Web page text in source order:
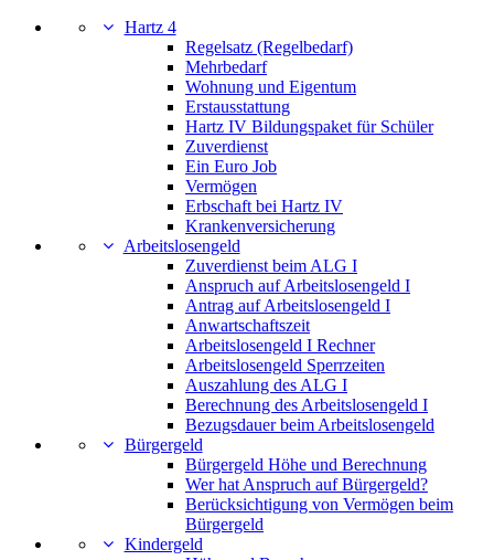
Hartz 4
Regelsatz (Regelbedarf)
Mehrbedarf
Wohnung und Eigentum
Erstausstattung
Hartz IV Bildungspaket für Schüler
Zuverdienst
Ein Euro Job
Vermögen
Erbschaft bei Hartz IV
Krankenversicherung
Arbeitslosengeld
Zuverdienst beim ALG I
Anspruch auf Arbeitslosengeld I
Antrag auf Arbeitslosengeld I
Anwartschaftszeit
Arbeitslosengeld I Rechner
Arbeitslosengeld Sperrzeiten
Auszahlung des ALG I
Berechnung des Arbeitslosengeld I
Bezugsdauer beim Arbeitslosengeld
Bürgergeld
Bürgergeld Höhe und Berechnung
Wer hat Anspruch auf Bürgergeld?
Berücksichtigung von Vermögen beim
Bürgergeld
Kindergeld